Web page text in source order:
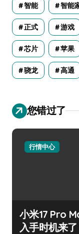
智能 智能
正式 游戏
芯片 苹果
骁龙 高通
您错过了
行情中心
小米17 Pro
入手时机来了